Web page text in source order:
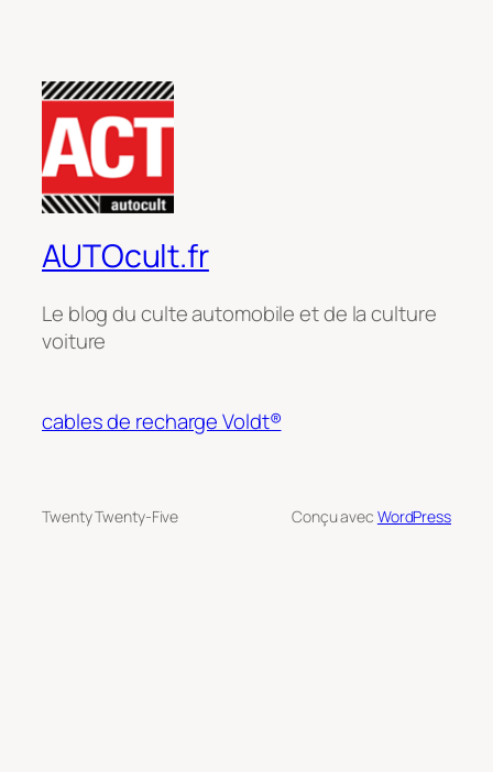
AUTOcult.fr
Le blog du culte automobile et de la culture
voiture
cables de recharge Voldt®
Twenty Twenty-Five Conçu avec WordPress